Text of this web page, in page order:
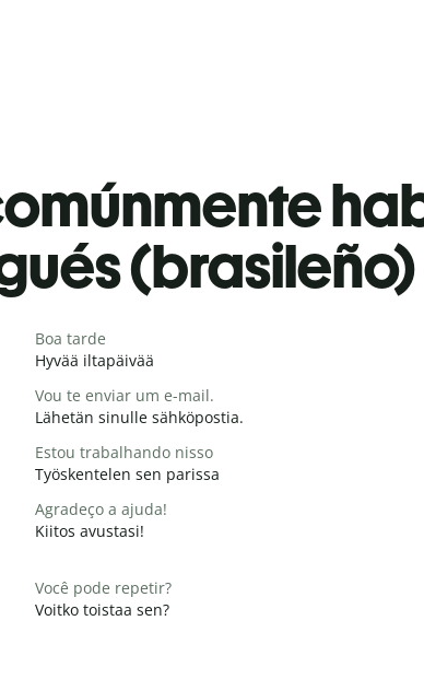
(brasileño)
Boa tarde
Hyvää iltapäivää
Vou te enviar um e-mail.
Lähetän sinulle sähköpostia.
Estou trabalhando nisso
Työskentelen sen parissa
Agradeço a ajuda!
Kiitos avustasi!
Você pode repetir?
Voitko toistaa sen?